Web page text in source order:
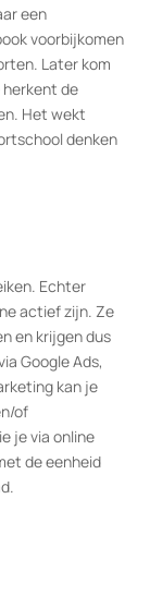
een
voorbijkomen
Later kom
de
Het wekt
denken
Echter
actief zijn. Ze
en krijgen dus
Google Ads,
kan je
of
je via online
de eenheid